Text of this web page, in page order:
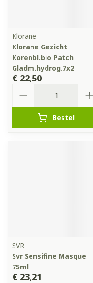
Klorane
Klorane Gezicht
Korenbl.bio Patch
Gladm.hydrog.7x2
€ 22,50
Bestel
SVR
Svr Sensifine Masque
75ml
€ 23,21